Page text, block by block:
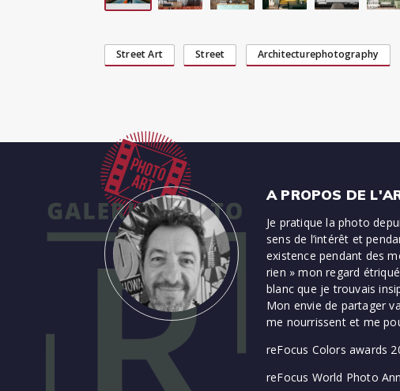
Street Art Street Architecturephotography
A PROPOS DE
Je pratique la photo
sens de l’intérêt et
existence pendant des
rien » mon regard
blanc que je trouvais
Mon envie de partager
me nourrissent et me
reFocus Colors awards
reFocus World Photo